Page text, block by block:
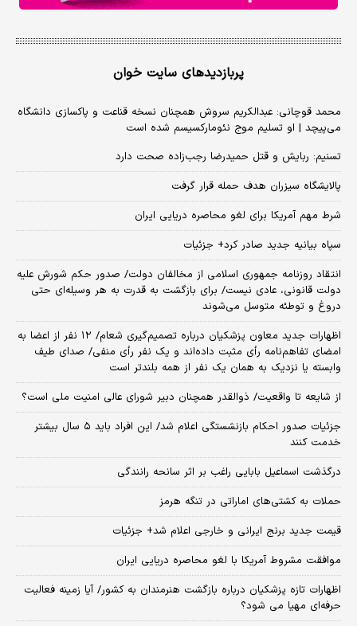
پربازدیدهای سایت خوان
محمد قوچانی: عبدالکریم سروش همچنان نسخه قناعت و پاکسازی دانشگاه
می‌پیچد | او تسلیم موج نئومارکسیسم شده است
تسنیم: ربایش و قتل حمیدرضا رجب‌زاده صحت دارد
پالایشگاه سیزران هدف حمله قرار گرفت
شرط مهم آمریکا برای لغو محاصره دریایی ایران
سپاه بیانیه جدید صادر کرد+ جزئیات
انتقاد روزنامه جمهوری اسلامی از مخالفان دولت/ صدور حکم شورش علیه
دولت قانونی، عادی نیست/ برای بازگشت به قدرت به هر وسیله‌ای حتی
دروغ و توطئه متوسل می‌شوند
اظهارات جدید معاون پزشکیان درباره تصمیم‌گیری شعام/ ۱۲ نفر از اعضا به
امضای تفاهم‌نامه رأی مثبت داده‌اند و یک نفر رأی منفی/ صدای طیف
وابسته یا نزدیک به همان یک نفر از همه بلندتر است
از شایعه تا واقعیت/ ذوالقدر همچنان دبیر شورای ‌عالی امنیت ملی است؟
جزئیات صدور احکام بازنشستگی اعلام شد/ این افراد باید ۵ سال بیشتر
خدمت کنند
درگذشت اسماعیل بابایی راغب بر اثر سانحه رانندگی
حملات به کشتی‌های اماراتی در تنگه هرمز
قیمت جدید برنج ایرانی و خارجی اعلام شد+ جزئیات
موافقت مشروط آمریکا با لغو محاصره دریایی ایران
اظهارات تازه پزشکیان درباره بازگشت هنرمندان به کشور/ آیا زمینه فعالیت
حرفه‌ای مهیا می شود؟